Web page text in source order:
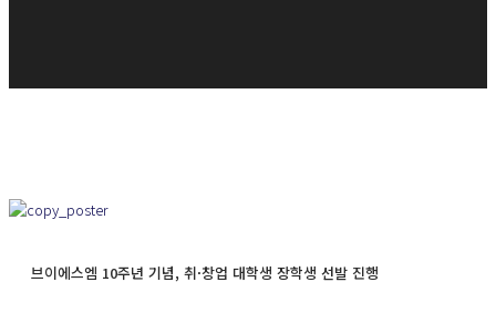
브이에스엠 10주년 기념, 취·창업 대학생 장학생 선발 진행